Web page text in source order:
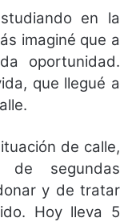
en la
imaginé que a
oportunidad.
que llegué a
de calle,
segundas
y de tratar
Hoy lleva 5